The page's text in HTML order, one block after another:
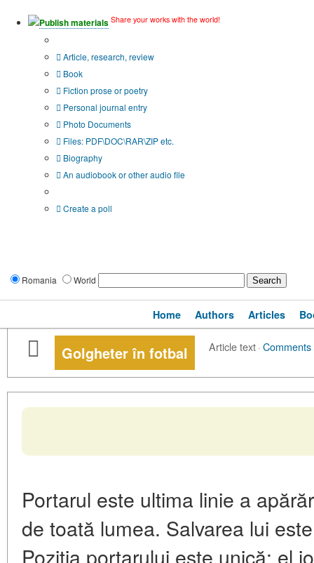
Publish materials Share your works with the world!
Article, research, review
Book
Fiction prose or poetry
Personal journal entry
Photo Documents
Files: PDF\DOC\RAR\ZIP etc.
Biography
An audiobook or other audio file
Create a poll
Romania World
Home Authors Articles
Golgheter în fotbal Article text·Comments
Portarul este ultima linie a
de toată lumea. Salvarea lui
Poziția portarului este unică: el